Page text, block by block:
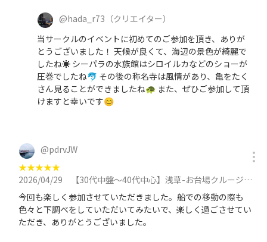
@hada_r73 （クリエイター）
当サークルのイベントに初めてのご参加を頂き、ありが
とうございました！ 天候が良くて、海辺の景色が綺麗で
したね☀️ シーパラの水族館はシロイルカなどのショーが
圧巻でしたね🐬 その後の称名寺は風情があり、亀をたく
さん見ることができましたね🐢 また、ぜひご参加して頂
けますと幸いです😊
@pdrvJW
★★★★★
2026/04/29
【30代中盤〜40代中心】浅草-お台場クルージング&肉フェス参加に参加
今回も楽しく参加させていただきました。船での移動の際も
色々と下調べをしていただいてみたいで、楽しく過ごさせてい
ただき、ありがとうございました。